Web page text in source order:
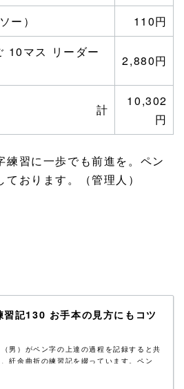
ー）
110円
10マス リーダー
2,880円
計
10,302
円
練習に一歩でも前進を。ペン
おります。（管理人）
習記130 お手本の見方にもコツ
男）がペン字の上達の過程を記録すると共
紆余曲折の練習記を綴っています。ペン